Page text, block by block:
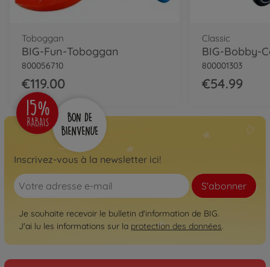
Toboggan
BIG-Fun-Toboggan
800056710
€119.00
Classic
BIG-Bobby-
800001303
€54.99
Inscrivez-vous à la newsletter ici!
S'abonner
Je souhaite recevoir le bulletin d'information de BIG.
J'ai lu les informations sur la protection des données.